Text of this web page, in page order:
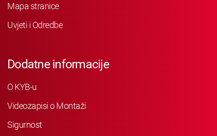
Mapa stranice
Uvjeti i Odredbe
Dodatne informacije
O KYB-u
Videozapisi o Montaži
Sigurnost